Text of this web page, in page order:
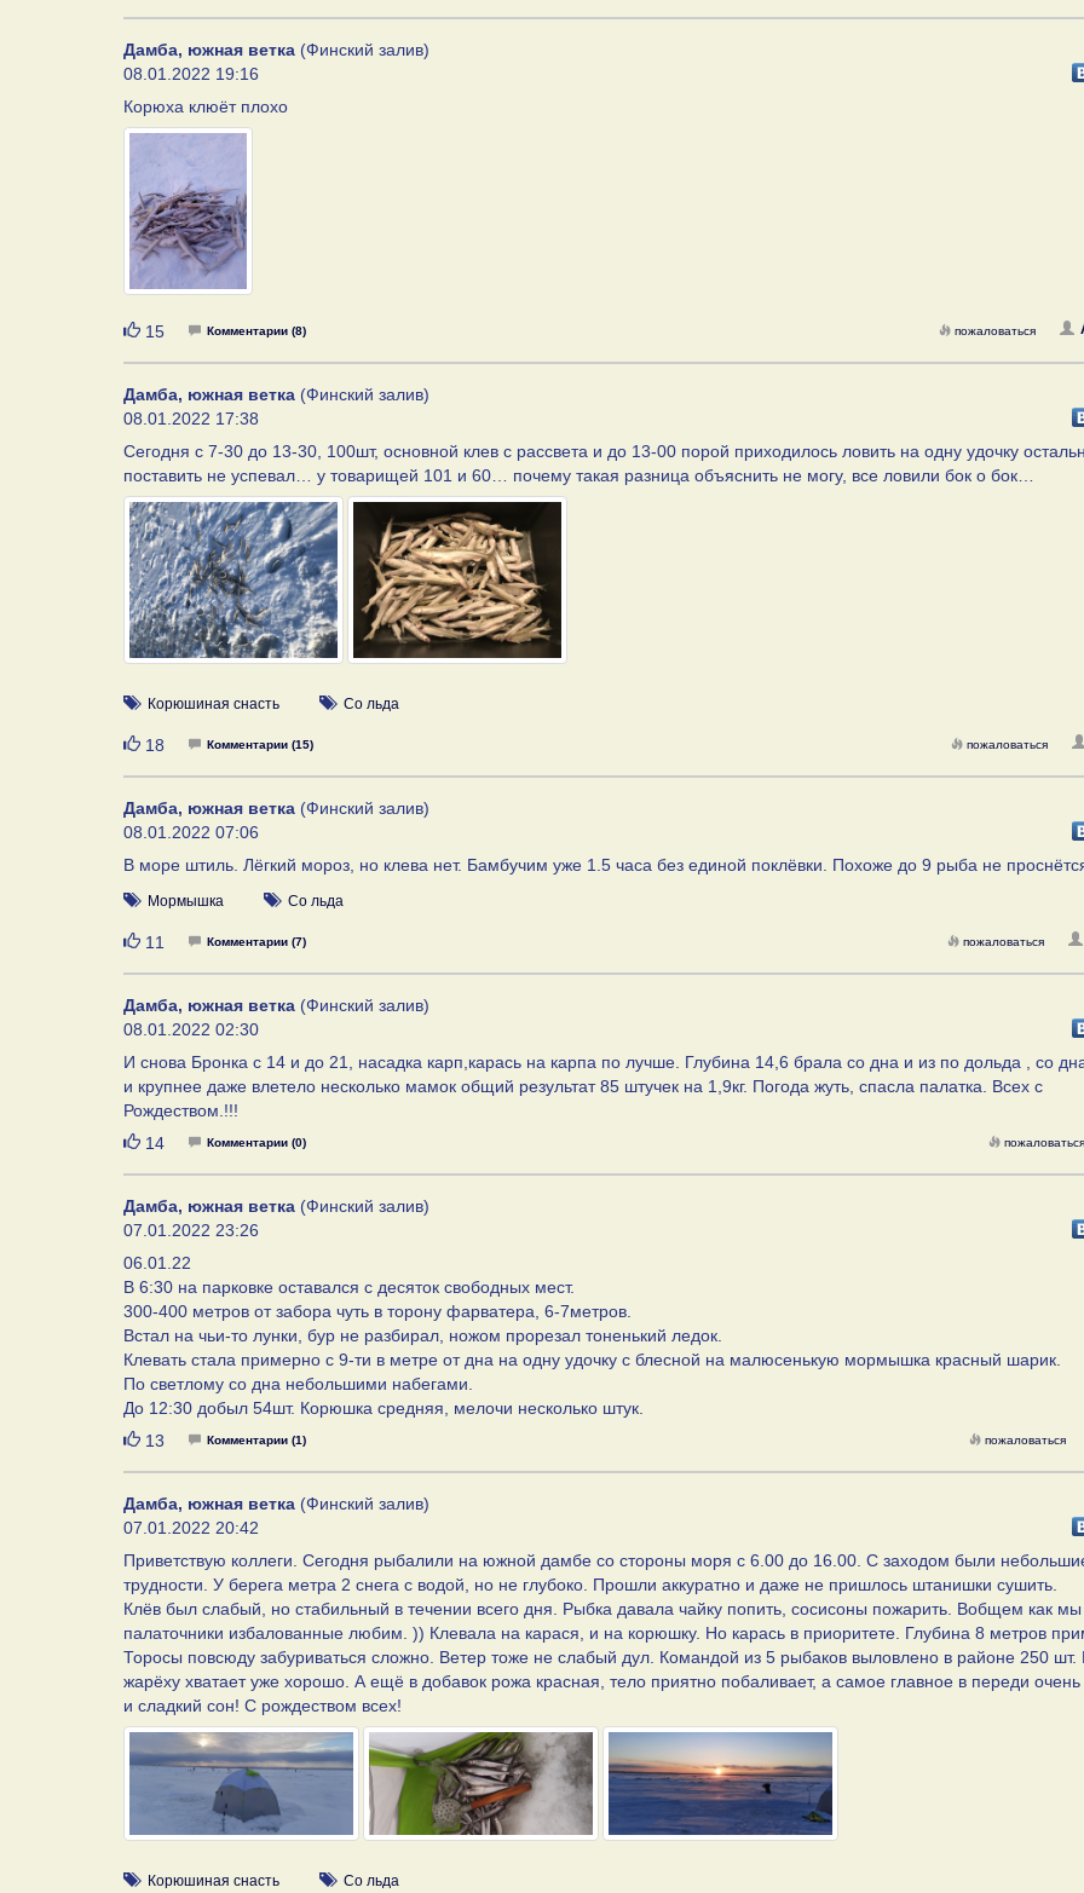
Дамба, южная ветка (Финский залив)
08.01.2022 19:16
Корюха клюёт плохо
Нравится
15 Комментарии (8) пожаловаться
Дамба, южная ветка (Финский залив)
08.01.2022 17:38
Сегодня с 7-30 до 13-30, 100шт, основной клев с рассвета и до 13-00 порой приходилось ловить на одну удочку
поставить не успевал… у товарищей 101 и 60… почему такая разница объяснить не могу, все ловили бок о бок…
Корюшиная снасть Со льда
Нравится
18 Комментарии (15) пожаловаться
Дамба, южная ветка (Финский залив)
08.01.2022 07:06
В море штиль. Лёгкий мороз, но клева нет. Бамбучим уже 1.5 часа без единой поклёвки. Похоже до 9 рыба не
Мормышка Со льда
Нравится
11 Комментарии (7) пожаловаться
Дамба, южная ветка (Финский залив)
08.01.2022 02:30
И снова Бронка с 14 и до 21, насадка карп,карась на карпа по лучше. Глубина 14,6 брала со дна и из по дольда , со
и крупнее даже влетело несколько мамок общий результат 85 штучек на 1,9кг. Погода жуть, спасла палатка. Всех с
Рождеством.!!!
Нравится
14 Комментарии (0) пожаловаться
Дамба, южная ветка (Финский залив)
07.01.2022 23:26
06.01.22
В 6:30 на парковке оставался с десяток свободных мест.
300-400 метров от забора чуть в торону фарватера, 6-7метров.
Встал на чьи-то лунки, бур не разбирал, ножом прорезал тоненький ледок.
Клевать стала примерно с 9-ти в метре от дна на одну удочку с блесной на малюсенькую мормышка красный шарик.
По светлому со дна небольшими набегами.
До 12:30 добыл 54шт. Корюшка средняя, мелочи несколько штук.
Нравится
13 Комментарии (1) пожаловаться
Дамба, южная ветка (Финский залив)
07.01.2022 20:42
Приветствую коллеги. Сегодня рыбалили на южной дамбе со стороны моря с 6.00 до 16.00. С заходом были
трудности. У берега метра 2 снега с водой, но не глубоко. Прошли аккуратно и даже не пришлось штанишки сушить.
Клёв был слабый, но стабильный в течении всего дня. Рыбка давала чайку попить, сосисоны пожарить. Вобщем как мы
палаточники избалованные любим. )) Клевала на карася, и на корюшку. Но карась в приоритете. Глубина 8 метров
Торосы повсюду забуриваться сложно. Ветер тоже не слабый дул. Командой из 5 рыбаков выловлено в районе 250 шт.
жарёху хватает уже хорошо. А ещё в добавок рожа красная, тело приятно побаливает, а самое главное в переди очень
и сладкий сон! С рождеством всех!
Корюшиная снасть Со льда